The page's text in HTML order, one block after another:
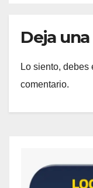
Deja
Lo siento, debes
comentario.